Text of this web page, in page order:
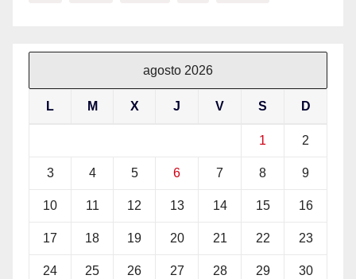
agosto 2026
L M X J V S D
1 2
3 4 5 6 7 8 9
10 11 12 13 14 15 16
17 18 19 20 21 22 23
24 25 26 27 28 29 30